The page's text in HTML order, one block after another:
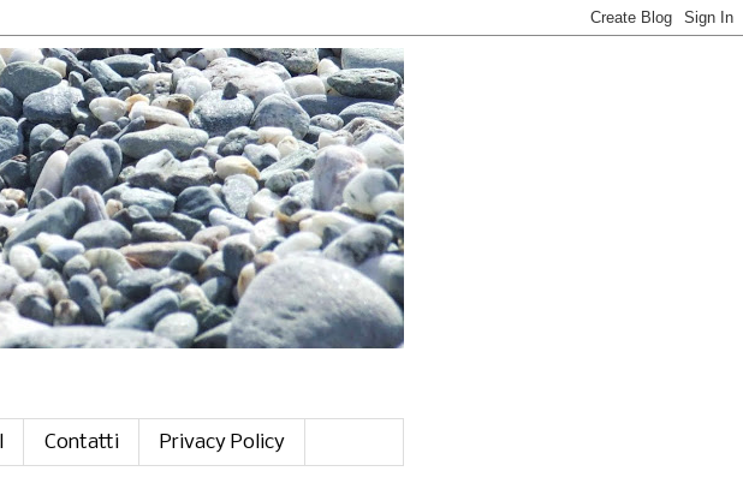
Contatti Privacy Policy